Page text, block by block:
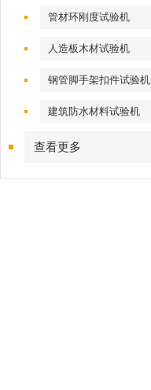
管材环刚度试验机
人造板木材试验机
钢管脚手架扣件试验机
建筑防水材料试验机
查看更多